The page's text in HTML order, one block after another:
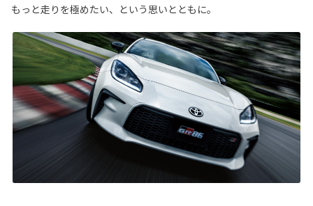
もっと走りを極めたい、という思いとともに。